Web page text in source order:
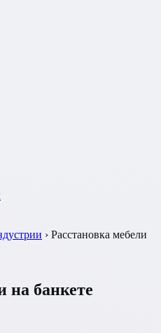
› Расстановка мебели
на банкете